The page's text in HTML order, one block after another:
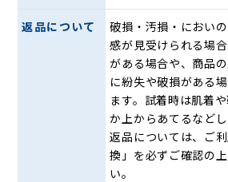
トリコロールカラー
返品について
破損・汚損・におい
感が見受けられる場
がある場合や、商品の
に紛失や破損がある
ます。試着時は肌着
か上からあてるなど
返品については、ご
換」を必ずご確認の
い。